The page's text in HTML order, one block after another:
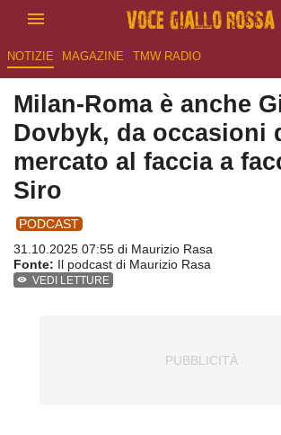
NOTIZIE MAGAZINE TMW RADIO
Milan-Roma è anche
Dovbyk, da occasioni
mercato al faccia a
Siro
PODCAST
31.10.2025 07:55 di Maurizio Rasa
Fonte: Il podcast di Maurizio Rasa
VEDI LETTURE